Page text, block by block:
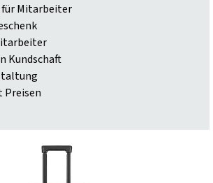
Mitarbeiter
Kundschaft
Preisen